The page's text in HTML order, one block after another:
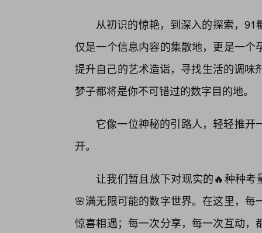
从初识的惊艳，到深入的探索，
仅是一个信息内容的集散地，更是一
提升自己的艺术造诣，寻找生活的调
梦子都将是你不可错过的数字目的地。
它像一位神秘的引路人，轻轻推
开。
让我们暂且放下对现实的🔥种种考
🌸满无限可能的数字世界。在这里，
惊喜相遇；每一次分享，每一次互动